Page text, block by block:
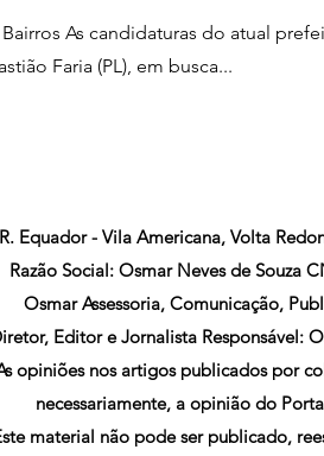
As candidaturas do atual
Faria (PL), em busca...
R. Equador - Vila Americana, Volta
Razão Social: Osmar Neves de Souza
Osmar Assessoria, Comunicação,
Editor e Jornalista Responsável:
opiniões nos artigos publicados por
necessariamente, a opinião do
material não pode ser publicado,